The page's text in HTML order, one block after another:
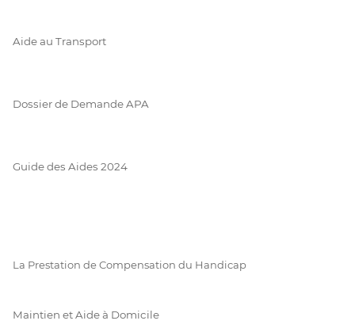
Aide au Transport
Dossier de Demande APA
Guide des Aides 2024
La Prestation de Compensation du Handicap
Maintien et Aide à Domicile